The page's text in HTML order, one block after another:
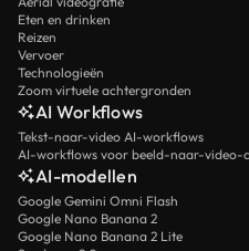
Eten en drinken
Reizen
Vervoer
Technologieën
Zoom virtuele achtergronden
AI Workflows
Tekst-naar-video AI-workflows
AI-workflows voor beeld-naar-video-
AI-modellen
Google Gemini Omni Flash
Google Nano Banana 2
Google Nano Banana 2 Lite